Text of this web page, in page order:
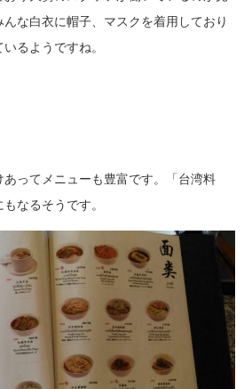
な白衣に帽子、マスクを着用しており
るようですね。
ってメニューも豊富です。「台湾料
なるそうです。